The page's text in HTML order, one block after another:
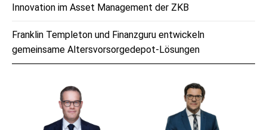
Innovation im Asset Management der ZKB
Franklin Templeton und Finanzguru entwickeln
gemeinsame Altersvorsorgedepot-Lösungen